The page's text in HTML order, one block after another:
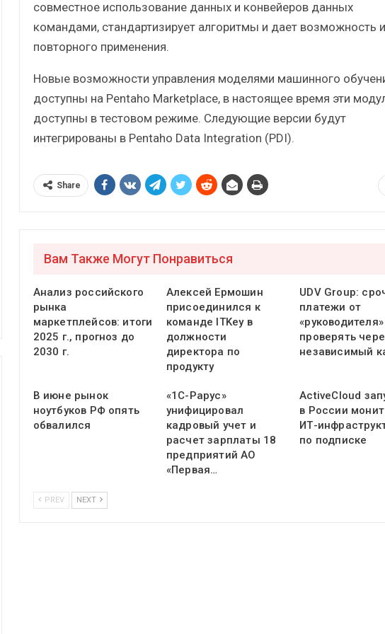
совместное использование данных и конвейеров данных
командами, стандартизирует алгоритмы и дает возможность
повторного применения.
Новые возможности управления моделями машинного
доступны на Pentaho Marketplace, в настоящее время эти
доступны в тестовом режиме. Следующие версии будут
интегрированы в Pentaho Data Integration (PDI).
Share
Вам Также Могут Понравиться
Анализ российского
рынка
маркетплейсов: итоги
2025 г., прогноз до
2030 г.
Алексей Ермошин
присоединился к
команде ITKey в
должности
директора по
продукту
UDV Group:
платежи от
проверять
независимый
В июне рынок
ноутбуков РФ опять
обвалился
«1С-Рарус»
унифицировал
кадровый учет и
расчет зарплаты 18
предприятий АО
«Первая…
ActiveCloud
в России
ИТ-
по подписке
PREV NEXT